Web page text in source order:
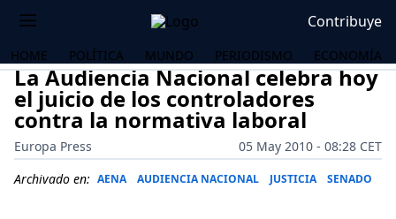
Contribuye
HOME POLÍTICA MUNDO PERIODISMO ECONOMÍA
La Audiencia Nacional celebra hoy
el juicio de los controladores
contra la normativa laboral
Europa Press
05 May 2010 - 08:28 CET
Archivado en: AENA AUDIENCIA NACIONAL JUSTICIA SENADO